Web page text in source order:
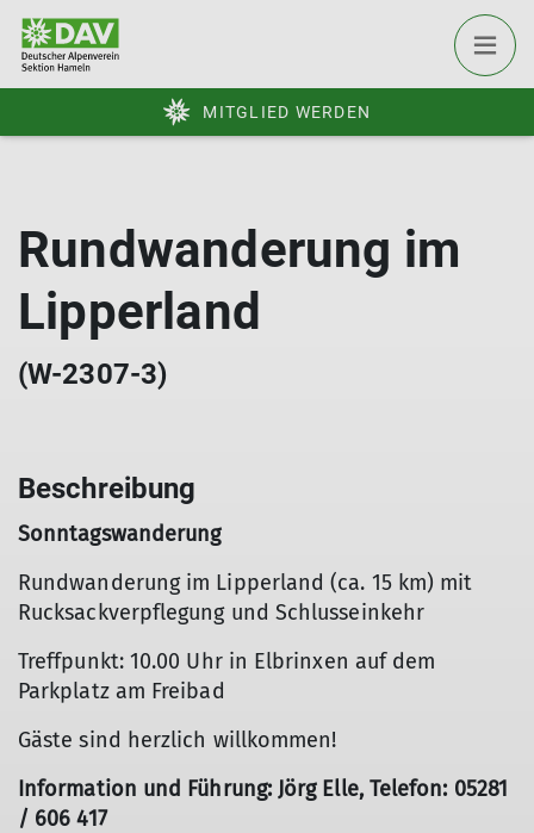
MITGLIED WERDEN
Rundwanderung im
Lipperland
(W-2307-3)
Beschreibung
Sonntagswanderung
Rundwanderung im Lipperland (ca. 15 km) mit
Rucksackverpflegung und Schlusseinkehr
Treffpunkt: 10.00 Uhr in Elbrinxen auf dem
Parkplatz am Freibad
Gäste sind herzlich willkommen!
Information und Führung: Jörg Elle, Telefon: 05281
/ 606 417